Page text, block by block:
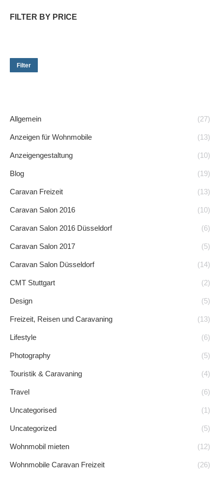
FILTER BY PRICE
Filter
Allgemein (27)
Anzeigen für Wohnmobile (13)
Anzeigengestaltung (10)
Blog (19)
Caravan Freizeit (13)
Caravan Salon 2016 (10)
Caravan Salon 2016 Düsseldorf (6)
Caravan Salon 2017 (5)
Caravan Salon Düsseldorf (14)
CMT Stuttgart (2)
Design (5)
Freizeit, Reisen und Caravaning (13)
Lifestyle (6)
Photography (5)
Touristik & Caravaning (4)
Travel (6)
Uncategorised (1)
Uncategorized (5)
Wohnmobil mieten (12)
Wohnmobile Caravan Freizeit (26)